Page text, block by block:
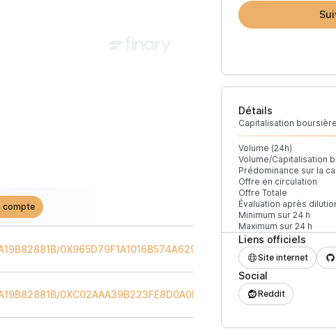
Détails
Capitalisation boursière
Volume (24h)
Volume/Capitalisation
Prédominance sur la
Offre en circulation
Offre Totale
Évaluation après
Minimum sur 24 h
Maximum sur 24 h
Liens officiels
Site internet
Social
Reddit
compte
/0X965D79F1A1016B574A62986E13CA8AB04DFDD15C
/0XC02AAA39B223FE8D0A0E5C4F27EAD9083C756CC2